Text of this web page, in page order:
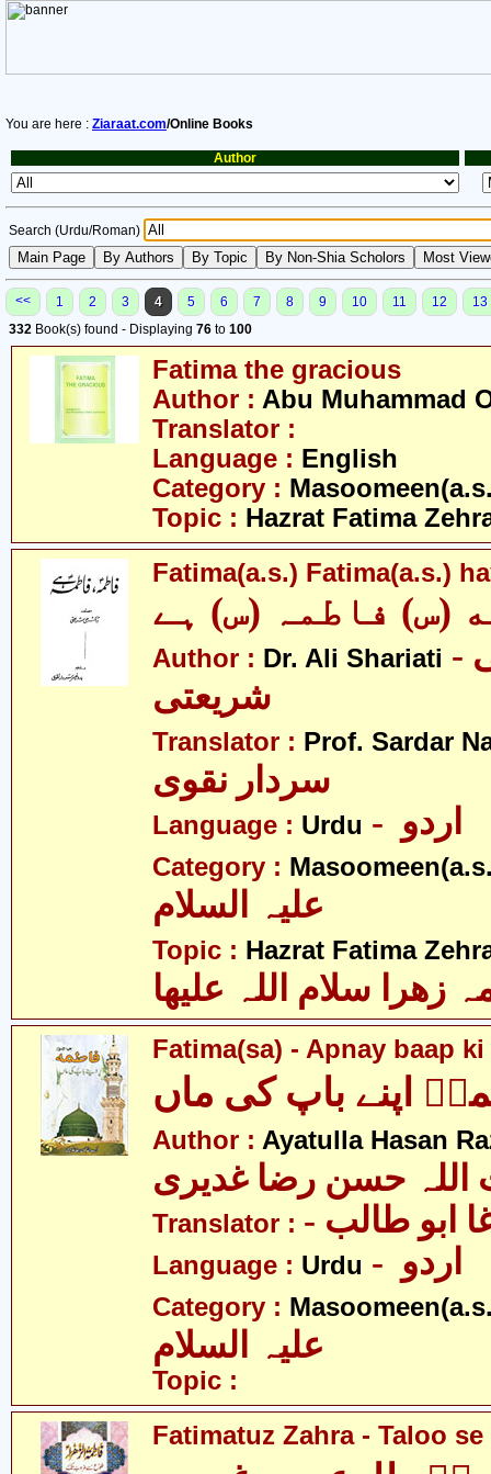
You are here : Ziaraat.com/Online Books
Author
Search (Urdu/Roman)
<< 1 2 3 4 5 6 7 8 9 10 11 12
13
332 Book(s) found - Displaying 76 to 100
Fatima the gracious
Author : Abu Muhammad
Translator :
Language : English
Category :
Topic : Hazrat Fatima
Fatima(a.s.) Fatima(a.s.)
(س) فاطمہ (س) ہے
Author : Dr. Ali Shariati - ڈاکٹر علی
شریعتی
Translator : Prof. Sardar
سردار نقوی
Language : Urdu
Category :
Topic : Hazrat Fatima
زھرا سلام اللہ علیھا
Fatima(sa) - Apnay baap ki
اپنے باپ کی ماں
Author : Ayatulla Hasan
اللہ حسن رضا غدیری
Translator : ابو طالب
Language : Urdu
Category :
Topic :
Fatimatuz Zahra - Taloo